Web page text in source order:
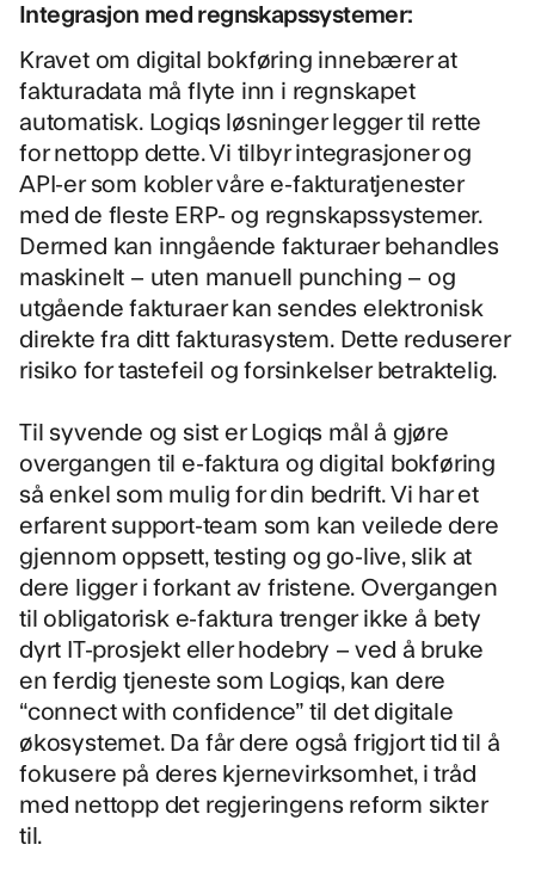
Integrasjon med regnskapssystemer:
Kravet om digital bokføring innebærer at
fakturadata må flyte inn i regnskapet
automatisk. Logiqs løsninger legger til rette
for nettopp dette. Vi tilbyr integrasjoner og
API-er som kobler våre e-fakturatjenester
med de fleste ERP- og regnskapssystemer.
Dermed kan inngående fakturaer behandles
maskinelt – uten manuell punching – og
utgående fakturaer kan sendes elektronisk
direkte fra ditt fakturasystem. Dette reduserer
risiko for tastefeil og forsinkelser betraktelig.
Til syvende og sist er Logiqs mål å gjøre
overgangen til e-faktura og digital bokføring
så enkel som mulig for din bedrift. Vi har et
erfarent support-team som kan veilede dere
gjennom oppsett, testing og go-live, slik at
dere ligger i forkant av fristene. Overgangen
til obligatorisk e-faktura trenger ikke å bety
dyrt IT-prosjekt eller hodebry – ved å bruke
en ferdig tjeneste som Logiqs, kan dere
“connect with confidence” til det digitale
økosystemet. Da får dere også frigjort tid til å
fokusere på deres kjernevirksomhet, i tråd
med nettopp det regjeringens reform sikter
til.